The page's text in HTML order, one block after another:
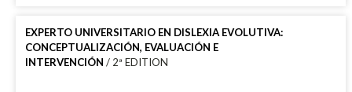
EXPERTO UNIVERSITARIO EN DISLEXIA EVOLUTIVA:
CONCEPTUALIZACIÓN, EVALUACIÓN E
INTERVENCIÓN / 2ª EDITION